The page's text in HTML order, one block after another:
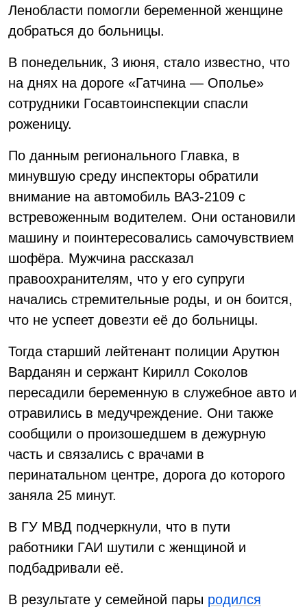
Ленобласти помогли беременной женщине
добраться до больницы.
В понедельник, 3 июня, стало известно, что
на днях на дороге «Гатчина — Ополье»
сотрудники Госавтоинспекции спасли
роженицу.
По данным регионального Главка, в
минувшую среду инспекторы обратили
внимание на автомобиль ВАЗ-2109 с
встревоженным водителем. Они остановили
машину и поинтересовались самочувствием
шофёра. Мужчина рассказал
правоохранителям, что у его супруги
начались стремительные роды, и он боится,
что не успеет довезти её до больницы.
Тогда старший лейтенант полиции Арутюн
Варданян и сержант Кирилл Соколов
пересадили беременную в служебное авто и
отравились в медучреждение. Они также
сообщили о произошедшем в дежурную
часть и связались с врачами в
перинатальном центре, дорога до которого
заняла 25 минут.
В ГУ МВД подчеркнули, что в пути
работники ГАИ шутили с женщиной и
подбадривали её.
В результате у семейной пары родился